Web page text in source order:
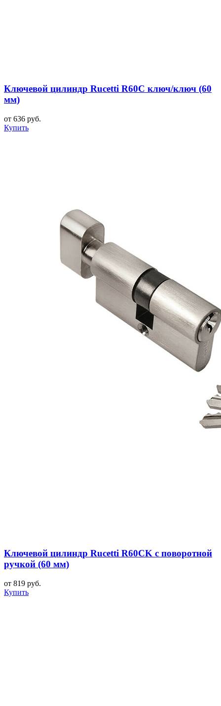
Ключевой цилиндр Rucetti R60C ключ/ключ (60
мм)
от 636 руб.
Купить
Ключевой цилиндр Rucetti R60CK с поворотной
ручкой (60 мм)
от 819 руб.
Купить